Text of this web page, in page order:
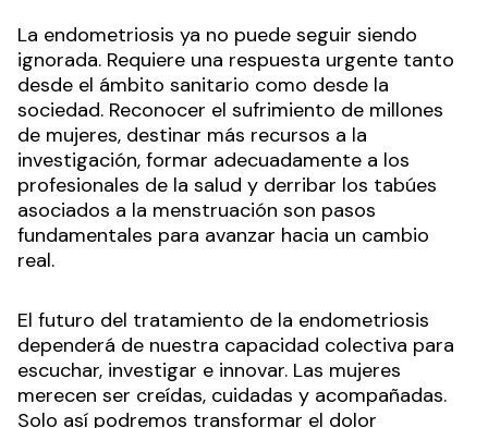
La endometriosis ya no puede seguir siendo
ignorada. Requiere una respuesta urgente tanto
desde el ámbito sanitario como desde la
sociedad. Reconocer el sufrimiento de millones
de mujeres, destinar más recursos a la
investigación, formar adecuadamente a los
profesionales de la salud y derribar los tabúes
asociados a la menstruación son pasos
fundamentales para avanzar hacia un cambio
real.
El futuro del tratamiento de la endometriosis
dependerá de nuestra capacidad colectiva para
escuchar, investigar e innovar. Las mujeres
merecen ser creídas, cuidadas y acompañadas.
Solo así podremos transformar el dolor